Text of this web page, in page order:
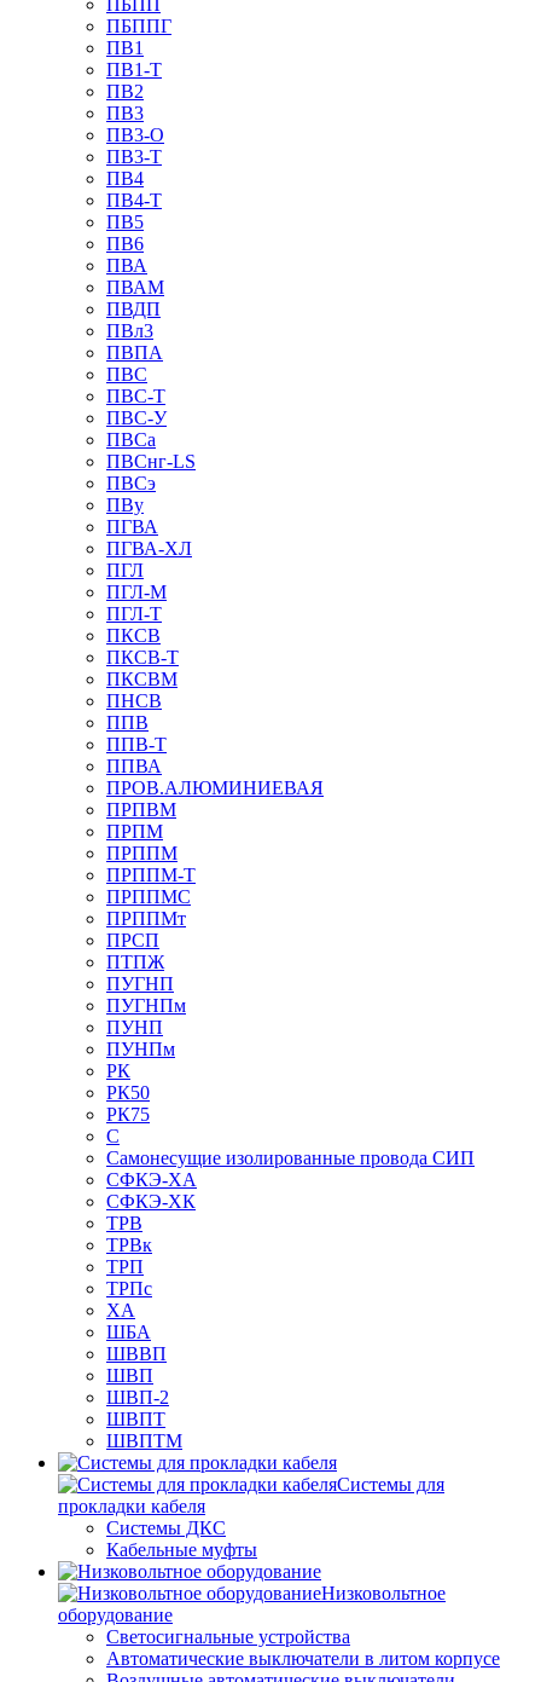
ПБПП
ПБППГ
ПВ1
ПВ1-Т
ПВ2
ПВ3
ПВ3-О
ПВ3-Т
ПВ4
ПВ4-Т
ПВ5
ПВ6
ПВА
ПВАМ
ПВДП
ПВл3
ПВПА
ПВС
ПВС-Т
ПВС-У
ПВСа
ПВСнг-LS
ПВСэ
ПВу
ПГВА
ПГВА-ХЛ
ПГЛ
ПГЛ-М
ПГЛ-Т
ПКСВ
ПКСВ-Т
ПКСВМ
ПНСВ
ППВ
ППВ-Т
ППВА
ПРОВ.АЛЮМИНИЕВАЯ
ПРПВМ
ПРПМ
ПРППМ
ПРППМ-Т
ПРППМС
ПРППМт
ПРСП
ПТПЖ
ПУГНП
ПУГНПм
ПУНП
ПУНПм
РК
РК50
РК75
С
Самонесущие изолированные провода СИП
СФКЭ-ХА
СФКЭ-ХК
ТРВ
ТРВк
ТРП
ТРПс
ХА
ШБА
ШВВП
ШВП
ШВП-2
ШВПТ
ШВПТМ
Системы для
прокладки кабеля
Системы ДКС
Кабельные муфты
Низковольтное
оборудование
Светосигнальные устройства
Автоматические выключатели в литом корпусе